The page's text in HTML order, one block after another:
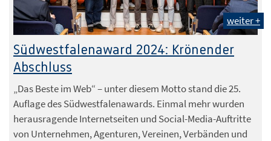
IHK Siegen
weiter +
Südwestfalenaward 2024: Krönender
Abschluss
„Das Beste im Web“ – unter diesem Motto stand die 25.
Auflage des Südwestfalenawards. Einmal mehr wurden
herausragende Internetseiten und Social-Media-Auftritte
von Unternehmen, Agenturen, Vereinen, Verbänden und